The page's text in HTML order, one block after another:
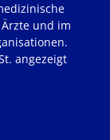
und im
angezeigt